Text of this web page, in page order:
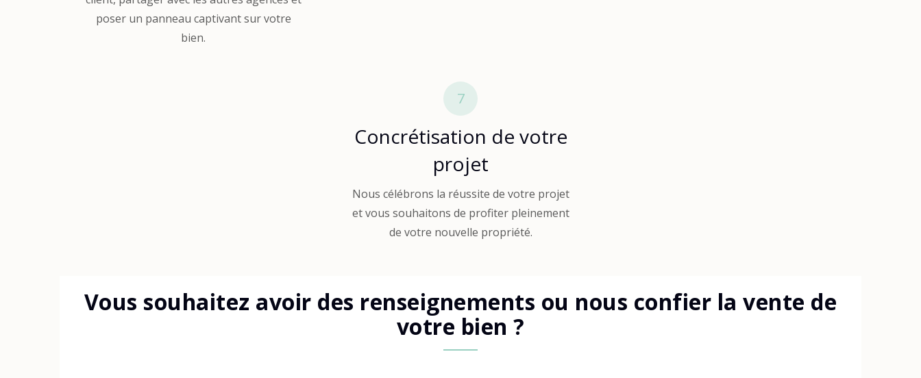
poser un panneau captivant sur votre
bien.
7
Concrétisation de votre
projet
Nous célébrons la réussite de votre projet
et vous souhaitons de profiter pleinement
de votre nouvelle propriété.
Vous souhaitez avoir des renseignements ou nous confier la vente de
votre bien ?